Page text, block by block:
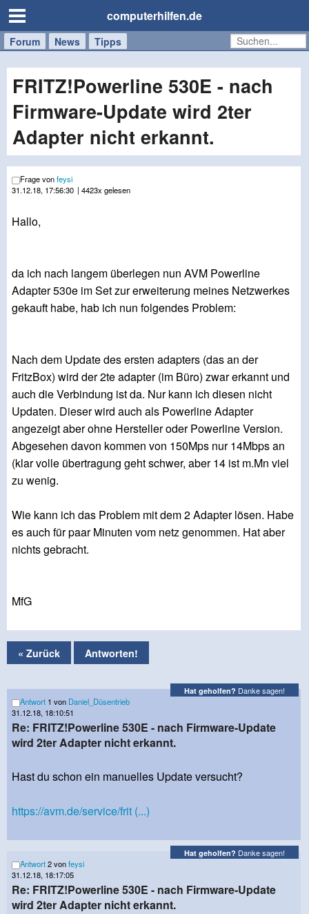
computerhilfen.de
Forum News Tipps
Handy
Tablet
Windows
Mac
FRITZ!Powerline 530E - nach
Firmware-Update wird 2ter
Adapter nicht erkannt.
Frage vonfeysi
31.12.18, 17:56:30 | 4423x gelesen
Hallo,
da ich nach langem überlegen nun AVM Powerline
Adapter 530e im Set zur erweiterung meines Netzwerkes
gekauft habe, hab ich nun folgendes Problem:
Nach dem Update des ersten adapters (das an der
FritzBox) wird der 2te adapter (im Büro) zwar erkannt und
auch die Verbindung ist da. Nur kann ich diesen nicht
Updaten. Dieser wird auch als Powerline Adapter
angezeigt aber ohne Hersteller oder Powerline Version.
Abgesehen davon kommen von 150Mps nur 14Mbps an
(klar volle übertragung geht schwer, aber 14 ist m.Mn viel
zu wenig.
Wie kann ich das Problem mit dem 2 Adapter lösen. Habe
es auch für paar Minuten vom netz genommen. Hat aber
nichts gebracht.
MfG
« Zurück Antworten!
Hat geholfen? Danke sagen!
Antwort 1 von Daniel_Düsentrieb
31.12.18, 18:10:51
Re: FRITZ!Powerline 530E - nach Firmware-Update
wird 2ter Adapter nicht erkannt.
Hast du schon ein manuelles Update versucht?
https://avm.de/service/frit (...)
Hat geholfen? Danke sagen!
Antwort2 vonfeysi
31.12.18, 18:17:05
Re: FRITZ!Powerline 530E - nach Firmware-Update
wird 2ter Adapter nicht erkannt.